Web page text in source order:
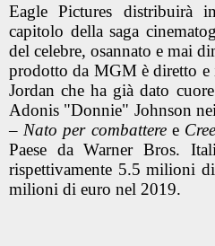
Eagle Pictures distribuirà
capitolo della saga
del celebre, osannato e mai
prodotto da MGM è diretto e
Jordan che ha già dato
Adonis "Donnie" Johnson
– Nato per combatteree
Paese da Warner Bros.
rispettivamente 5.5 milioni
milioni di euro nel 2019.